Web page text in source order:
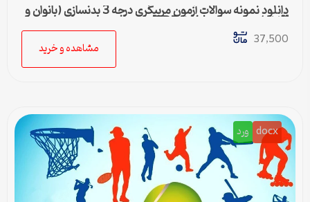
دانلود نمونه سوالات آزمون مربیگری درجه 3 بدنسازی (بانوان و
آقایان) + پاسخنامه | فایل PDF
37,500
مشاهده و خرید
docx ورد